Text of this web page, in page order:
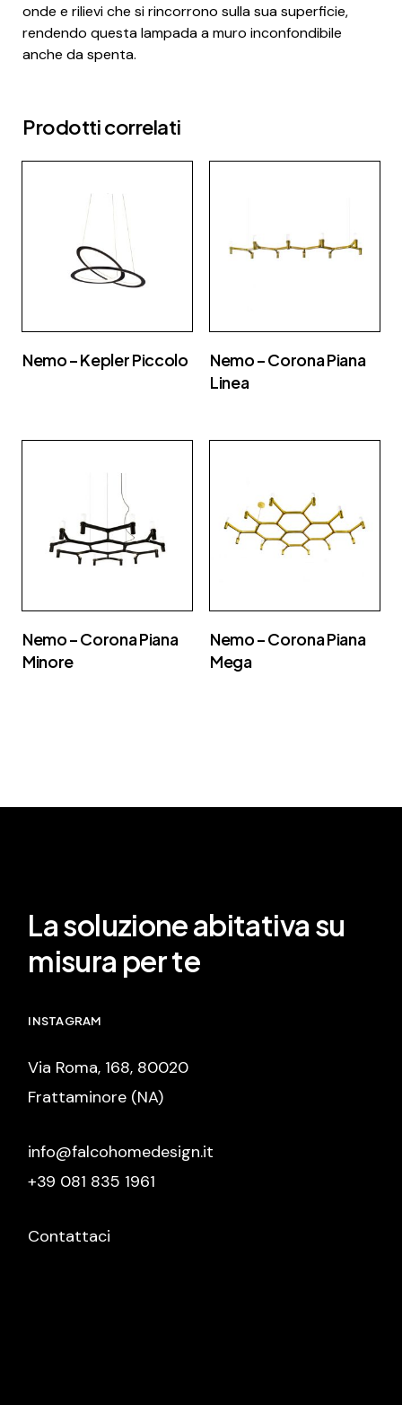
onde e rilievi che si rincorrono sulla sua superficie,
rendendo questa lampada a muro inconfondibile
anche da spenta.
Prodotti correlati
Nemo – Kepler Piccolo
Nemo – Corona Piana
Linea
Nemo – Corona Piana
Minore
Nemo – Corona Piana
Mega
La soluzione abitativa su
misura per te
INSTAGRAM
Via Roma, 168, 80020
Frattaminore (NA)
info@falcohomedesign.it
+39 081 835 1961
Contattaci